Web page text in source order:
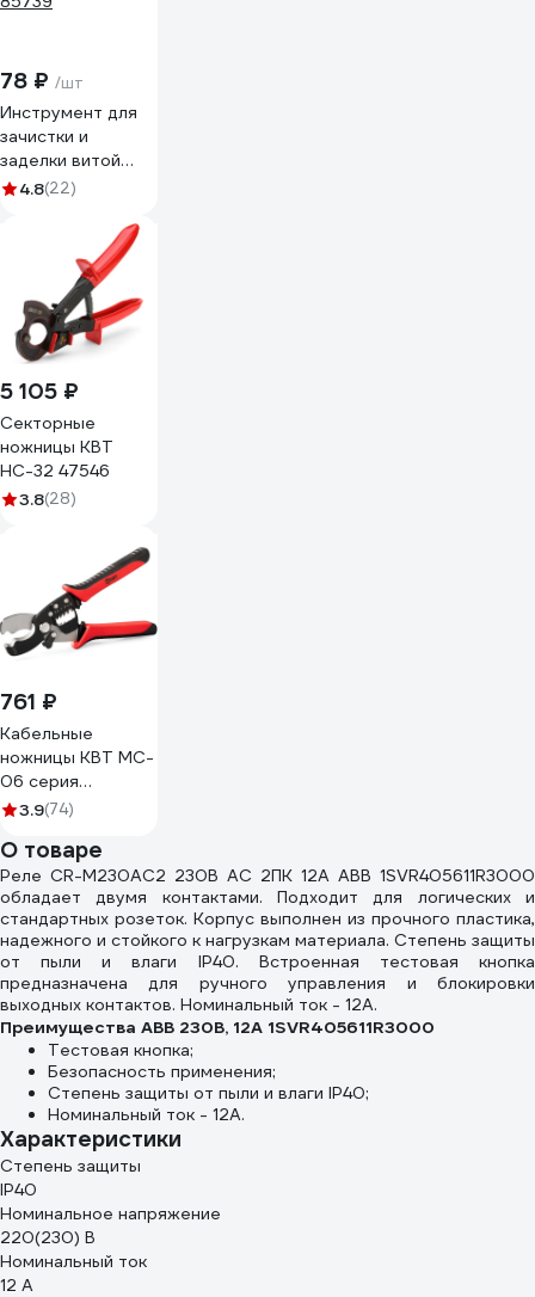
78 ₽ /шт
Инструмент для
зачистки и
заделки витой
пары КВТ PD-04
4.8(22)
5 105 ₽
Секторные
ножницы КВТ
НС-32 47546
3.8(28)
761 ₽
Кабельные
ножницы КВТ MC-
06 серия
ПРАКТИК для
до 15 мм с
функцией снятия
изоляции 85934
3.9(74)
О товаре
Реле CR-M230AC2 230B AC 2ПК 12A ABB 1SVR405611R3000
обладает двумя контактами. Подходит для логических и
стандартных розеток. Корпус выполнен из прочного пластика,
надежного и стойкого к нагрузкам материала. Степень защиты
от пыли и влаги IP40. Встроенная тестовая кнопка
предназначена для ручного управления и блокировки
выходных контактов. Номинальный ток - 12А.
Преимущества ABB 230B, 12A 1SVR405611R3000
Тестовая кнопка;
Безопасность применения;
Степень защиты от пыли и влаги IP40;
Номинальный ток - 12А.
Характеристики
Степень защиты
IP40
Номинальное напряжение
220(230) В
Номинальный ток
12 А